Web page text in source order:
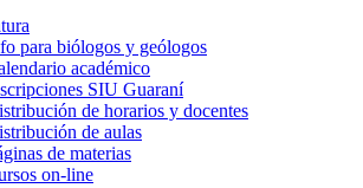
para biólogos y geólogos
académico
SIU Guaraní
de horarios y docentes
de aulas
de materias
on-line